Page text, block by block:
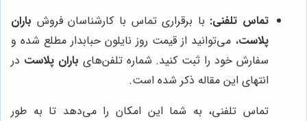
تماس تلفنی: با برقراری تماس با کارشناسان فروش باران
پلاست، می‌توانید از قیمت روز نایلون حبابدار مطلع شده و
سفارش خود را ثبت کنید. شماره تلفن‌های باران پلاست در
انتهای این مقاله ذکر شده است.
تماس تلفنی، به شما این امکان را می‌دهد تا به طور